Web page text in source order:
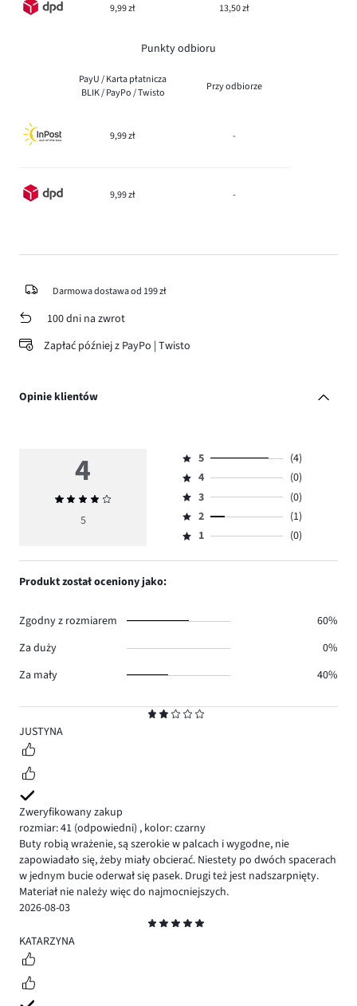
9,99 zł 13,50 zł
Punkty odbioru
PayU / Karta płatnicza
BLIK / PayPo / Twisto
Przy odbiorze
9,99 zł -
9,99 zł -
Darmowa dostawa od 199 zł
100 dni na zwrot
Zapłać później z PayPo | Twisto
Opinie klientów
2
JUSTYNA
Zweryfikowany zakup
rozmiar: 41 (odpowiedni) , kolor: czarny
Buty robią wrażenie, są szerokie w palcach i wygodne, nie
zapowiadało się, żeby miały obcierać. Niestety po dwóch spacerach
w jednym bucie oderwał się pasek. Drugi też jest nadszarpnięty.
Materiał nie należy więc do najmocniejszych.
2026-08-03
5
KATARZYNA
4
Średnia
ocena
5
Ocena
5,
ilość
głosów
4.
5
(4)
Ocena
4,
ilość
głosów
4
(0)
Ocena
3,
ilość
3
(0)
Ocena
2,
2
(1)
Ocena
1,
1 (0)
Produkt został oceniony jako:
Zgodny z rozmiarem
60%
Za duży
0%
Za mały
40%